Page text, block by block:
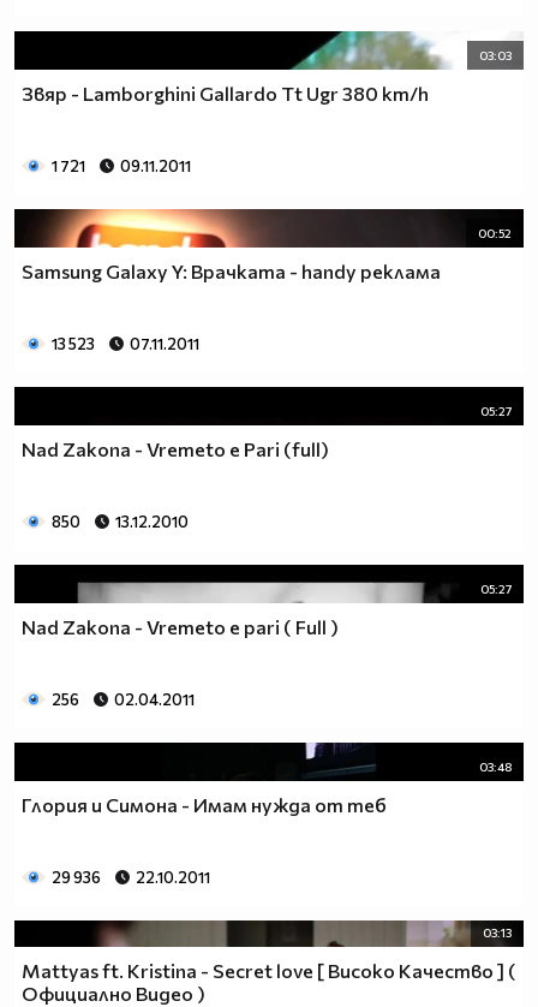
03:03
Звяр - Lamborghini Gallardo Tt Ugr 380 km/h
1 721 09.11.2011
00:52
Samsung Galaxy Y: Врачката - handy реклама
13 523 07.11.2011
05:27
Nad Zakona - Vremeto e Pari (full)
850 13.12.2010
05:27
Nad Zakona - Vremeto e pari ( Full )
256 02.04.2011
03:48
Глория и Симона - Имам нужда от теб
29 936 22.10.2011
03:13
Mattyas ft. Kristina - Secret love [ Високо Качество ] (
Официално Видео )